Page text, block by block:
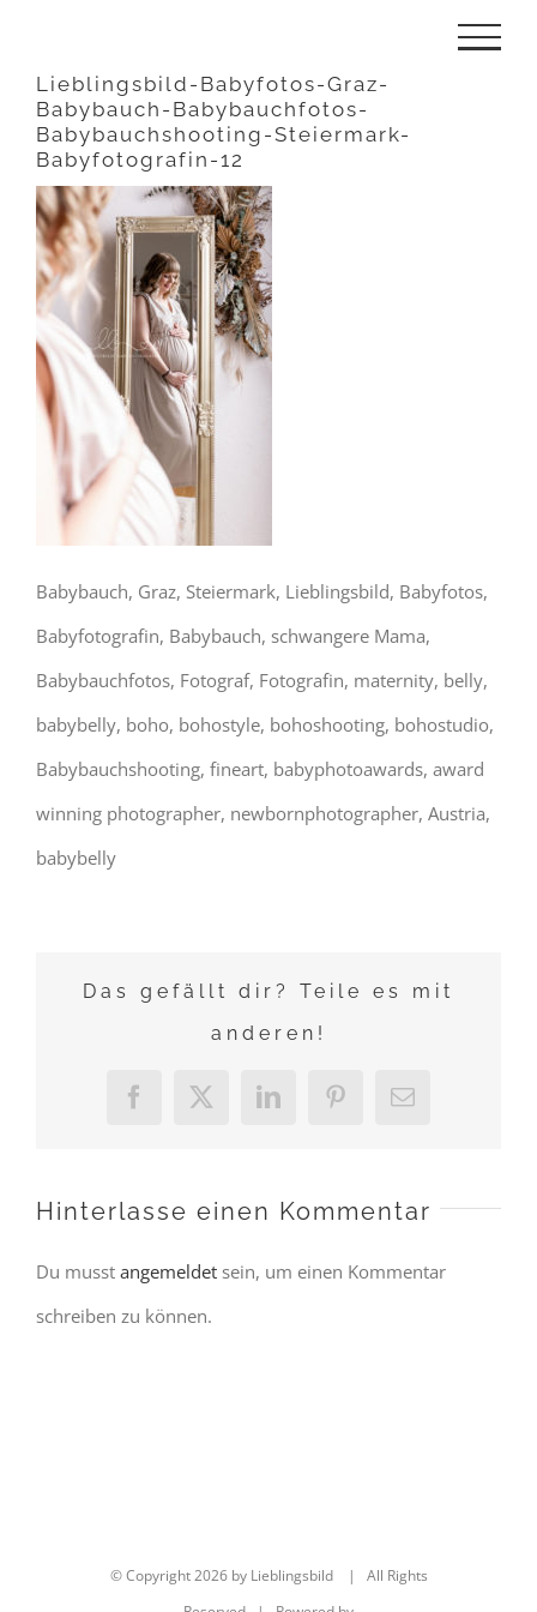
springen
Lieblingsbild-Babyfotos-Graz-
Babybauch-Babybauchfotos-
Babybauchshooting-Steiermark-
Babyfotografin-12
Babybauch, Graz, Steiermark, Lieblingsbild, Babyfotos,
Babyfotografin, Babybauch, schwangere Mama,
Babybauchfotos, Fotograf, Fotografin, maternity, belly,
babybelly, boho, bohostyle, bohoshooting, bohostudio,
Babybauchshooting, fineart, babyphotoawards, award
winning photographer, newbornphotographer, Austria,
babybelly
Das gefällt dir? Teile es mit
anderen!
Facebook
X LinkedInPinterest
E-
Hinterlasse einen Kommentar
Du musst angemeldet sein, um einen Kommentar
schreiben zu können.
© Copyright2026 by Lieblingsbild | All Rights